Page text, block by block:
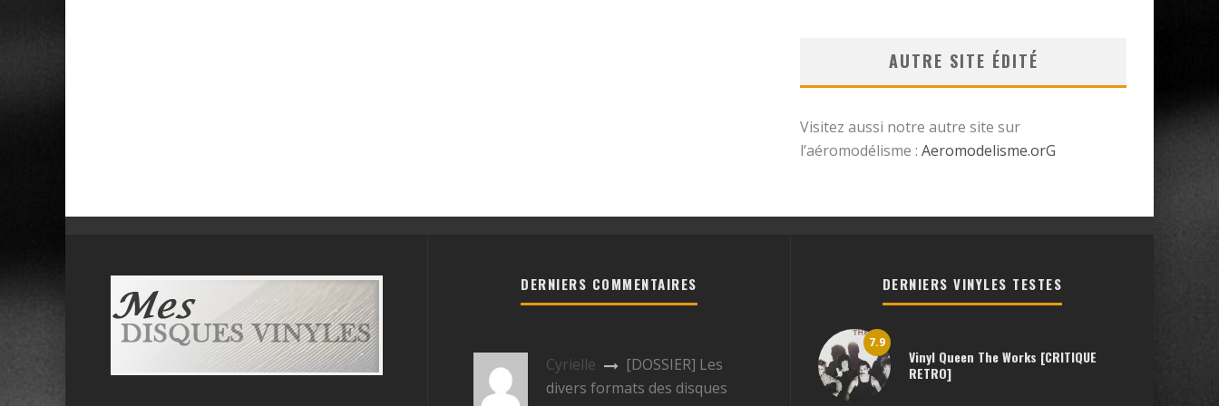
AUTRE SITE ÉDITÉ
Visitez aussi notre autre site sur
l’aéromodélisme : Aeromodelisme.orG
DERNIERS COMMENTAIRES
Cyrielle
[DOSSIER] Les
divers formats des disques
DERNIERS VINYLES TESTES
7.9
Vinyl Queen The Works [CRITIQUE
RETRO]